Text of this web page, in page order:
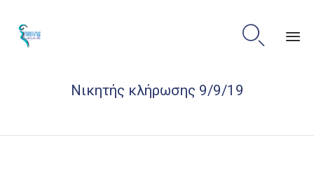

Νικητής κλήρωσης 9/9/19